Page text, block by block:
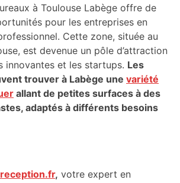
à Toulouse Labège offre de
pour les entreprises en
Cette zone, située au
est devenue un pôle d’attraction
innovantes et les startups. Les
trouver à Labège une variété
allant de petites surfaces à des
adaptés à différents besoins
, votre expert en